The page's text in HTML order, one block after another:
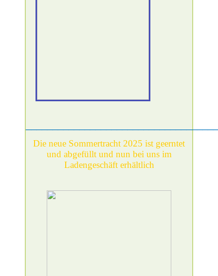
Die neue Sommertracht 2025 ist geerntet
und abgefüllt und nun bei uns im
Ladengeschäft erhältlich